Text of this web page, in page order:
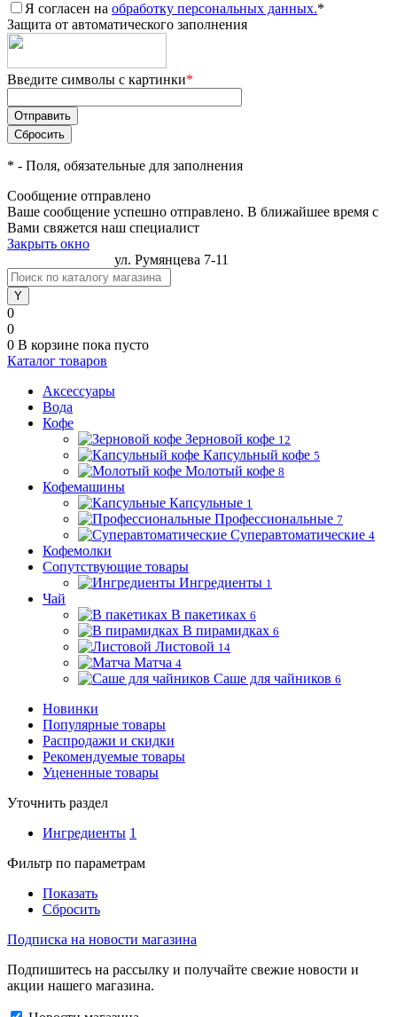
Я согласен на обработку персональных данных.*
Защита от автоматического заполнения
Введите символы с картинки*
* - Поля, обязательные для заполнения
Сообщение отправлено
Ваше сообщение успешно отправлено. В ближайшее время с
Вами свяжется наш специалист
Закрыть окно
ул. Румянцева 7-11
0
0
0 В корзине пока пусто
Каталог товаров
Аксессуары
Вода
Кофе
Зерновой кофе 12
Капсульный кофе 5
Молотый кофе 8
Кофемашины
Капсульные 1
Профессиональные 7
Суперавтоматические 4
Кофемолки
Сопутствующие товары
Ингредиенты 1
Чай
В пакетиках 6
В пирамидках 6
Листовой 14
Матча 4
Саше для чайников 6
Новинки
Популярные товары
Распродажи и скидки
Рекомендуемые товары
Уцененные товары
Уточнить раздел
Ингредиенты 1
Фильтр по параметрам
Показать
Сбросить
Подписка на новости магазина
Подпишитесь на рассылку и получайте свежие новости и
акции нашего магазина.